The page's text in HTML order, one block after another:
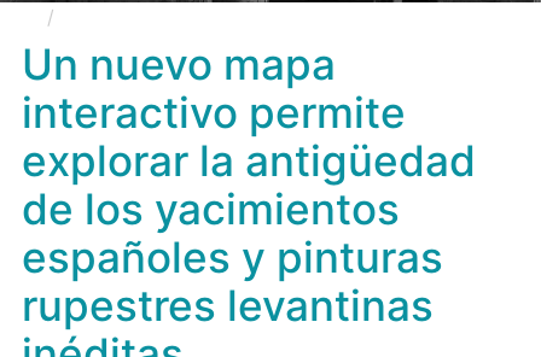
antigüedad de los yacimientos españoles y pinturas
rupestres levantinas inéditas
Un nuevo mapa
interactivo permite
explorar la antigüedad
de los yacimientos
españoles y pinturas
rupestres levantinas